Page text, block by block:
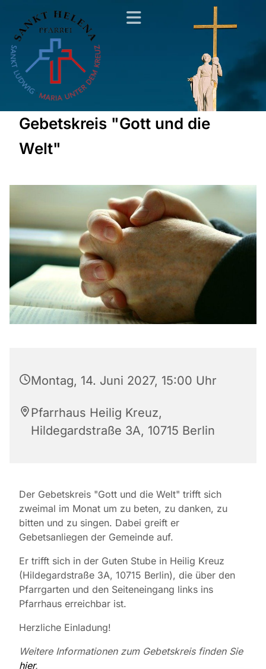
Gebetskreis "Gott und die
Welt"
Montag, 14. Juni 2027, 15:00 Uhr
Pfarrhaus Heilig Kreuz,
Hildegardstraße 3A, 10715 Berlin
Der Gebetskreis "Gott und die Welt" trifft sich
zweimal im Monat um zu beten, zu danken, zu
bitten und zu singen. Dabei greift er
Gebetsanliegen der Gemeinde auf.
Er trifft sich in der Guten Stube in Heilig Kreuz
(Hildegardstraße 3A, 10715 Berlin), die über den
Pfarrgarten und den Seiteneingang links ins
Pfarrhaus erreichbar ist.
Herzliche Einladung!
Weitere Informationen zum Gebetskreis finden Sie
hier.